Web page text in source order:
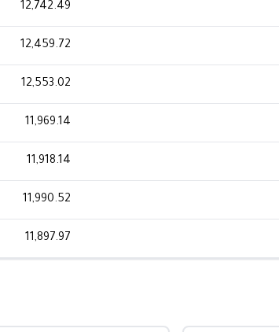
12,742.49
12,459.72
12,553.02
11,969.14
11,918.14
11,990.52
11,897.97